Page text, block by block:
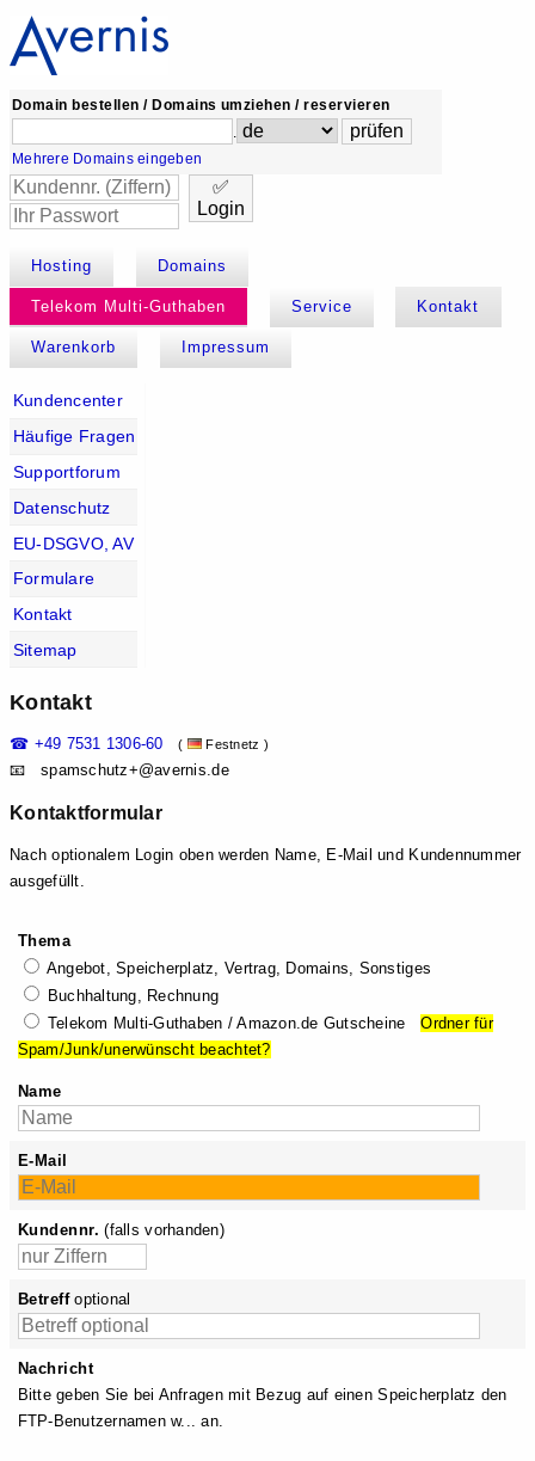
Domain bestellen / Domains umziehen / reservieren
.
Mehrere Domains eingeben
✅
Login
Hosting Domains
Telekom Multi-Guthaben Service Kontakt
Warenkorb Impressum
Kundencenter
Häufige Fragen
Supportforum
Datenschutz
EU-DSGVO, AV
Formulare
Kontakt
Sitemap
Kontakt
☎ +49 7531 1306-60 ( Festnetz )
📧 spamschutz+@avernis.de
Kontaktformular
Nach optionalem Login oben werden Name, E-Mail und Kundennummer
ausgefüllt.
Thema
Angebot, Speicherplatz, Vertrag, Domains, Sonstiges
Buchhaltung, Rechnung
Telekom Multi-Guthaben / Amazon.de Gutscheine
Ordner für
Spam/Junk/unerwünscht beachtet?
Name
E-Mail
Kundennr. (falls vorhanden)
Betreffoptional
Nachricht
Bitte geben Sie bei Anfragen mit Bezug auf einen Speicherplatz den
FTP-Benutzernamen w... an.